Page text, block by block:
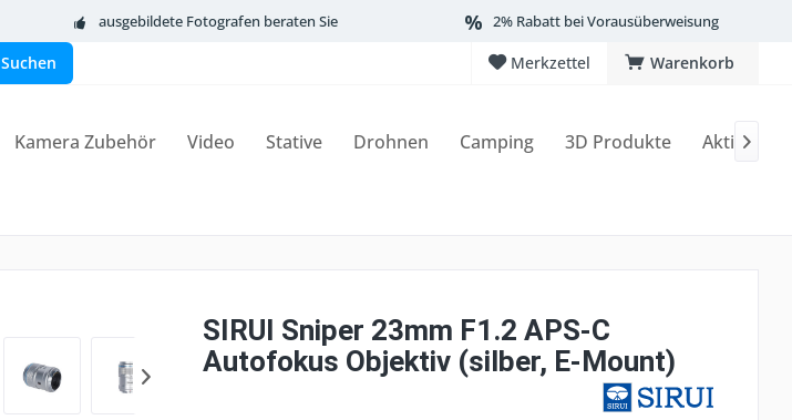
ausgebildete Fotografen beraten Sie 2% Rabatt bei Vorausüberweisung
Warenkorb
Merkzettel
Suchen
Kamera Zubehör Video Stative Drohnen Camping 3D Produkte Aktionen

SIRUI Sniper 23mm F1.2 APS-C
Autofokus Objektiv (silber, E-Mount)